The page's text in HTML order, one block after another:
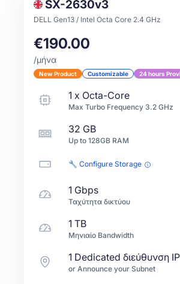
SX-2630v3
DELL Gen13 / Intel Octa Core 2.4 GHz
€190.00
/μήνα
New Product Customizable 24 hours
1 x Octa-Core
Max Turbo Frequency 3.2 GHz
32 GB
Up to 128GB RAM
🔧 Configure Storage
1 Gbps
Ταχύτητα δικτύου
1 TB
Μηνιαίο Bandwidth
1 Dedicated διεύθυνση IP
or Announce your Subnet